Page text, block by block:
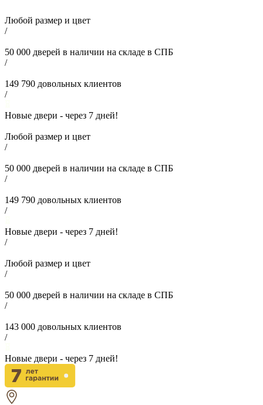
Любой размер и цвет
/
50 000 дверей в наличии на складе в СПБ
/
149 790 довольных клиентов
/
Новые двери - через 7 дней!
Любой размер и цвет
/
50 000 дверей в наличии на складе в СПБ
/
149 790 довольных клиентов
/
Новые двери - через 7 дней!
/
Любой размер и цвет
/
50 000 дверей в наличии на складе в СПБ
/
143 000 довольных клиентов
/
Новые двери - через 7 дней!